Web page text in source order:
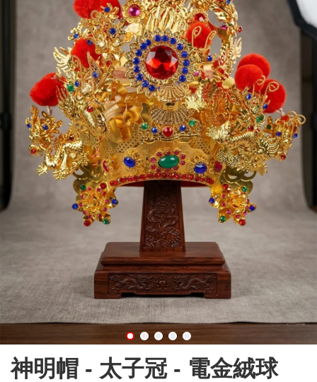
神明帽 - 太子冠 - 電金絨球